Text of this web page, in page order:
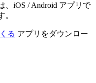
、iOS / Android アプリで
。
る アプリをダウンロー